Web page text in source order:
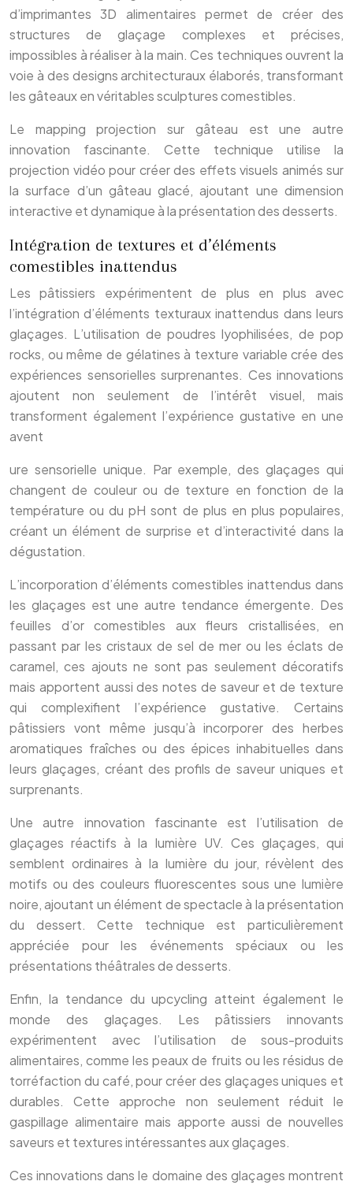
d’imprimantes 3D alimentaires permet de créer des
structures de glaçage complexes et précises,
impossibles à réaliser à la main. Ces techniques ouvrent la
voie à des designs architecturaux élaborés, transformant
les gâteaux en véritables sculptures comestibles.
Le mapping projection sur gâteau est une autre
innovation fascinante. Cette technique utilise la
projection vidéo pour créer des effets visuels animés sur
la surface d’un gâteau glacé, ajoutant une dimension
interactive et dynamique à la présentation des desserts.
Intégration de textures et d’éléments
comestibles inattendus
Les pâtissiers expérimentent de plus en plus avec
l’intégration d’éléments texturaux inattendus dans leurs
glaçages. L’utilisation de poudres lyophilisées, de pop
rocks, ou même de gélatines à texture variable crée des
expériences sensorielles surprenantes. Ces innovations
ajoutent non seulement de l’intérêt visuel, mais
transforment également l’expérience gustative en une
avent
ure sensorielle unique. Par exemple, des glaçages qui
changent de couleur ou de texture en fonction de la
température ou du pH sont de plus en plus populaires,
créant un élément de surprise et d’interactivité dans la
dégustation.
L’incorporation d’éléments comestibles inattendus dans
les glaçages est une autre tendance émergente. Des
feuilles d’or comestibles aux fleurs cristallisées, en
passant par les cristaux de sel de mer ou les éclats de
caramel, ces ajouts ne sont pas seulement décoratifs
mais apportent aussi des notes de saveur et de texture
qui complexifient l’expérience gustative. Certains
pâtissiers vont même jusqu’à incorporer des herbes
aromatiques fraîches ou des épices inhabituelles dans
leurs glaçages, créant des profils de saveur uniques et
surprenants.
Une autre innovation fascinante est l’utilisation de
glaçages réactifs à la lumière UV. Ces glaçages, qui
semblent ordinaires à la lumière du jour, révèlent des
motifs ou des couleurs fluorescentes sous une lumière
noire, ajoutant un élément de spectacle à la présentation
du dessert. Cette technique est particulièrement
appréciée pour les événements spéciaux ou les
présentations théâtrales de desserts.
Enfin, la tendance du upcycling atteint également le
monde des glaçages. Les pâtissiers innovants
expérimentent avec l’utilisation de sous-produits
alimentaires, comme les peaux de fruits ou les résidus de
torréfaction du café, pour créer des glaçages uniques et
durables. Cette approche non seulement réduit le
gaspillage alimentaire mais apporte aussi de nouvelles
saveurs et textures intéressantes aux glaçages.
Ces innovations dans le domaine des glaçages montrent